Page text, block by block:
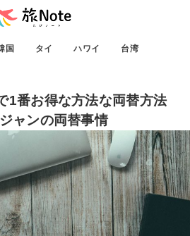
国 タイ ハワイ 台湾
1番お得な方法な両替方法
ャンの両替事情